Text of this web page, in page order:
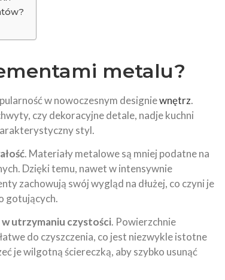
metalu?
w nowoczesnym designiewnętrz.
czy dekoracyjne detale, nadje kuchni
styl.
. Materiały metalowe są mniej podatne na
Dzięki temu, nawet w intensywnie
zachowują swój wygląd na dłużej, co czyni je
gotujących.
w utrzymaniu czystości. Powierzchnie
do czyszczenia, co jest niezwykle istotne
je wilgotną ściereczką, aby szybko usunąć